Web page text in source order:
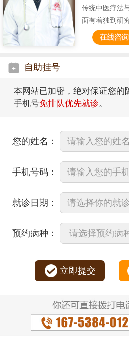
传统中医疗法
面有着独到研
自助挂号
本网站已加密，绝对保证您的
手机号免排队优先就诊。
您的姓名：
手机号码：
就诊日期：
预约病种：
立即提交